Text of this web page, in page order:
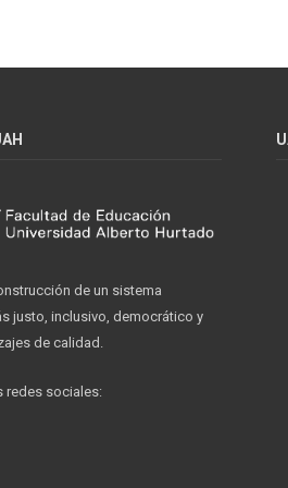
de un sistema
justo, inclusivo, democrático y
de calidad.
redes sociales: